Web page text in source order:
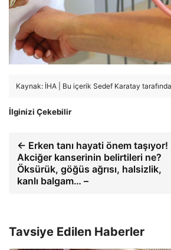
Kaynak: İHA | Bu içerik Sedef Karatay
İlginizi Çekebilir
← Erken tanı hayati önem taşıyor!
Akciğer kanserinin belirtileri ne?
Öksürük, göğüs ağrısı, halsizlik,
kanlı balgam… –
Tavsiye Edilen Haberler